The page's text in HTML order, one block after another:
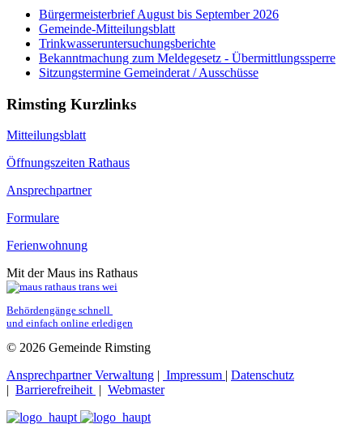
Bürgermeisterbrief August bis September 2026
Gemeinde-Mitteilungsblatt
Trinkwasseruntersuchungsberichte
Bekanntmachung zum Meldegesetz - Übermittlungssperre
Sitzungstermine Gemeinderat / Ausschüsse
Rimsting Kurzlinks
Mitteilungsblatt
Öffnungszeiten Rathaus
Ansprechpartner
Formulare
Ferienwohnung
Mit der Maus ins Rathaus
Behördengänge schnell
und einfach online erledigen
© 2026 Gemeinde Rimsting
Ansprechpartner Verwaltung | Impressum | Datenschutz
| Barrierefreiheit | Webmaster